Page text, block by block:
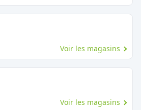
Voir les magasins
Voir les magasins